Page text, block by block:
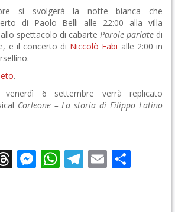
si svolgerà la notte bianca che
di Paolo Belli alle 22:00 alla villa
spettacolo di cabarte Parole parlate di
e il concerto di Niccolò Fabi alle 2:00 in
.
venerdì 6 settembre verrà replicato
Corleone – La storia di Filippo Latino
Threads
Messenger
WhatsApp
Telegram
Email